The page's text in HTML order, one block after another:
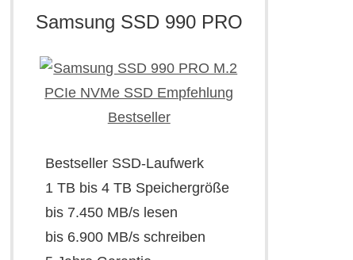
Samsung SSD 990 PRO
Bestseller SSD-Laufwerk
1 TB bis 4 TB Speichergröße
bis 7.450 MB/s lesen
bis 6.900 MB/s schreiben